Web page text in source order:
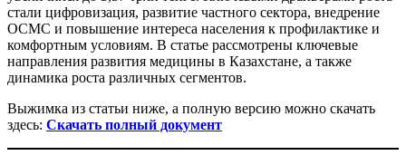
стали цифровизация, развитие частного сектора, внедрение
ОСМС и повышение интереса населения к профилактике и
комфортным условиям. В статье рассмотрены ключевые
направления развития медицины в Казахстане, а также
динамика роста различных сегментов.
Выжимка из статьи ниже, а полную версию можно скачать
здесь: Скачать полный документ